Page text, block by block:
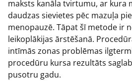
maksts kanāla tvirtumu, ar kura
daudzas sievietes pēc mazuļa
menopauzē. Tāpat šī metode ir
leikoplākijas ārstēšanā.
intīmās zonas problēmas
procedūru kursa rezultāts
pusotru gadu.